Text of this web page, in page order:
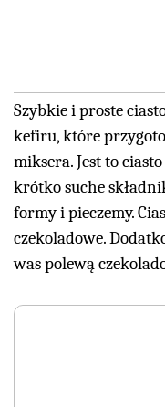
Szybkie i proste
kefiru, które
miksera. Jest to
krótko suche
formy i pieczemy.
czekoladowe.
was polewą